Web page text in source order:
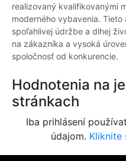
realizovaný kvalifikovanými
moderného vybavenia.
spoľahlivej údržbe a dlhej
na zákazníka a vysoká
spoločnosť od konkurencie.
Hodnotenia na
stránkach
Iba prihlásení
údajom. Kliknite